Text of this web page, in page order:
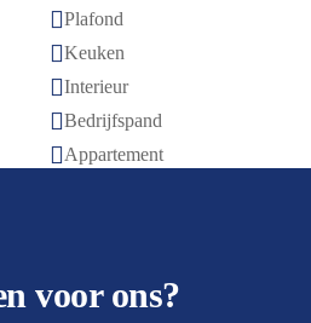
Plafond
Keuken
Interieur
Bedrijfspand
Appartement
voor ons?